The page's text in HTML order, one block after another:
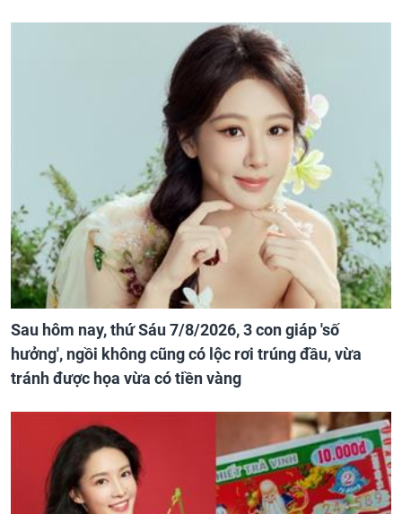
Sau hôm nay, thứ Sáu 7/8/2026, 3 con giáp 'số
hưởng', ngồi không cũng có lộc rơi trúng đầu, vừa
tránh được họa vừa có tiền vàng